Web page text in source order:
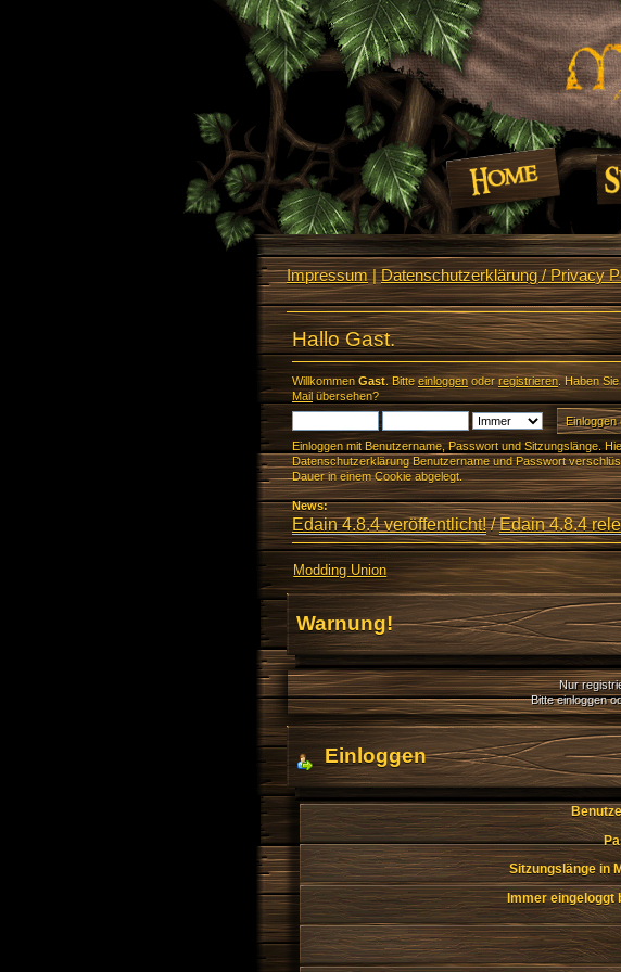
Impressum|Datenschutzerklärung / Privacy
Hallo Gast.
Willkommen Gast. Bitte einloggenoderregistrieren. Haben
Mailübersehen?
Einloggen mit Benutzername, Passwort und Sitzungslänge.
Datenschutzerklärung Benutzername und Passwort
Dauer in einem Cookie abgelegt.
News:
Edain 4.8.4 veröffentlicht!/Edain 4.8.4
Modding Union
Warnung!
Nur
Bitte einloggen
Einloggen
Sitzungslänge in
Immer eingeloggt